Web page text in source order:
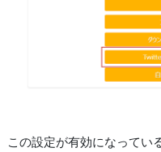
この設定が有効になってい